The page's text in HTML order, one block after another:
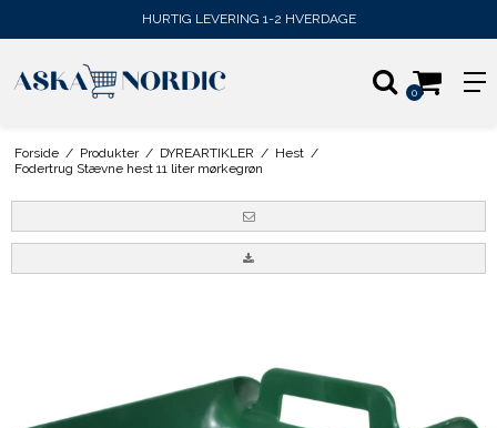
HURTIG LEVERING 1-2 HVERDAGE
0
Forside / Produkter / DYREARTIKLER / Hest /
Fodertrug Stævne hest 11 liter mørkegrøn